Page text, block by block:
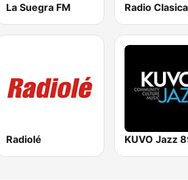
La Suegra FM
Radiolé